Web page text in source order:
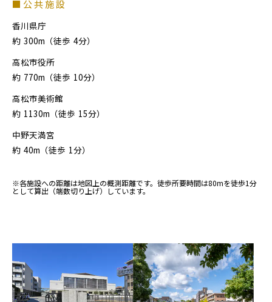
■公共施設
香川県庁
約 300m（徒歩 4分）
高松市役所
約 770m（徒歩 10分）
高松市美術館
約 1130m（徒歩 15分）
中野天満宮
約 40m（徒歩 1分）
※各施設への距離は地図上の概測距離です。徒歩所要時間は80mを徒歩1分
として算出（端数切り上げ）しています。